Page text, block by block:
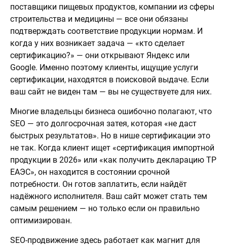
поставщики пищевых продуктов, компании из сферы
строительства и медицины — все они обязаны
подтверждать соответствие продукции нормам. И
когда у них возникает задача — «кто сделает
сертификацию?» — они открывают Яндекс или
Google. Именно поэтому клиенты, ищущие услуги
сертификации, находятся в поисковой выдаче. Если
ваш сайт не виден там — вы не существуете для них.
Многие владельцы бизнеса ошибочно полагают, что
SEO — это долгосрочная затея, которая «не даст
быстрых результатов». Но в нише сертификации это
не так. Когда клиент ищет «сертификация импортной
продукции в 2026» или «как получить декларацию ТР
ЕАЭС», он находится в состоянии срочной
потребности. Он готов заплатить, если найдёт
надёжного исполнителя. Ваш сайт может стать тем
самым решением — но только если он правильно
оптимизирован.
SEO-продвижение здесь работает как магнит для